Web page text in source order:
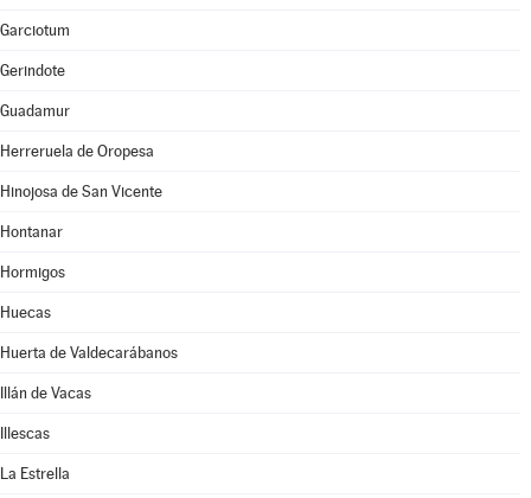
Garciotum
Gerindote
Guadamur
Herreruela de Oropesa
Hinojosa de San Vicente
Hontanar
Hormigos
Huecas
Huerta de Valdecarábanos
Illán de Vacas
Illescas
La Estrella